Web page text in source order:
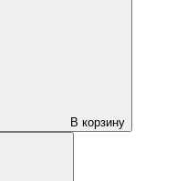
В корзину